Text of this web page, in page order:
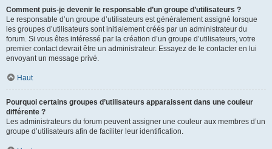
Comment puis-je devenir le responsable d’un groupe d’utilisateurs ?
Le responsable d’un groupe d’utilisateurs est généralement assigné lorsque
les groupes d’utilisateurs sont initialement créés par un administrateur du
forum. Si vous êtes intéressé par la création d’un groupe d’utilisateurs, votre
premier contact devrait être un administrateur. Essayez de le contacter en lui
envoyant un message privé.
Haut
Pourquoi certains groupes d’utilisateurs apparaissent dans une couleur
différente ?
Les administrateurs du forum peuvent assigner une couleur aux membres d’un
groupe d’utilisateurs afin de faciliter leur identification.